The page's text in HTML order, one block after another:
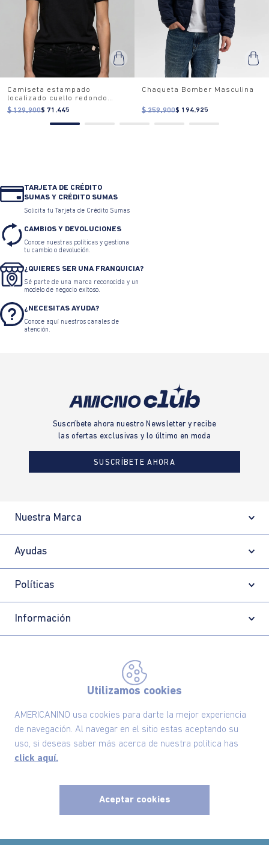
Utilizamos cookies
AMERICANINO usa cookies para darte la mejor experiencia
de navegación. Al navegar en el sitio estas aceptando su
uso, si deseas saber más acerca de nuestra política has
click aquí.
Aceptar cookies
Camiseta estampado
localizado cuello redondo
para mujer
$ 129.900$ 71.445
Chaqueta Bomber Masculina
$ 259.900$ 194.925
TARJETA DE CRÉDITO
SUMAS Y CRÉDITO SUMAS
Solicita tu Tarjeta de Crédito Sumas
CAMBIOS Y DEVOLUCIONES
Conoce nuestras políticas y gestiona
tu cambio o devolución.
¿QUIERES SER UNA FRANQUICIA?
Sé parte de una marca reconocida y un
modelo de negocio exitoso.
¿NECESITAS AYUDA?
Conoce aquí nuestros canales de
atención.
Suscríbete ahora nuestro Newsletter y recibe
las ofertas exclusivas y lo último en moda
SUSCRÍBETE AHORA
Nuestra Marca
Ayudas
Políticas
Información
Comodin S.A.S | NIT: 800.069.933-6©2025 Americanino, todos los derechos reservados